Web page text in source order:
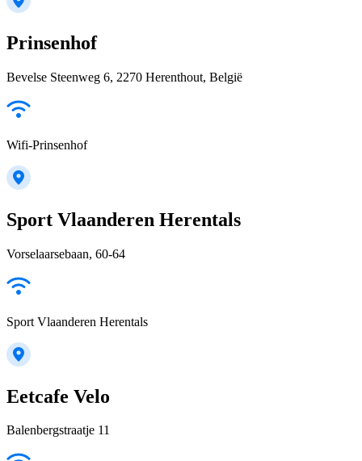
Prinsenhof
Bevelse Steenweg 6, 2270 Herenthout, België
Wifi-Prinsenhof
Sport Vlaanderen Herentals
Vorselaarsebaan, 60-64
Sport Vlaanderen Herentals
Eetcafe Velo
Balenbergstraatje 11